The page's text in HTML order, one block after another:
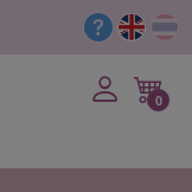
0